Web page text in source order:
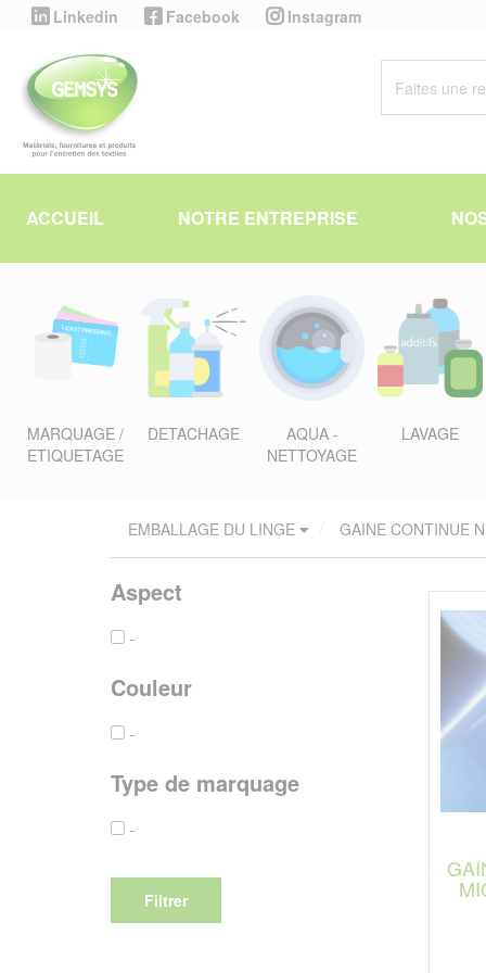
Linkedin Facebook Instagram
ACCUEIL NOTRE ENTREPRISE
MARQUAGE /
ETIQUETAGE
DETACHAGE
AQUA -
NETTOYAGE
LAVAGE
EMBALLAGE DU LINGE GAINE CONTINUE
Aspect
-
Couleur
-
Type de marquage
-
Filtrer
Panneau de gestion des cookies